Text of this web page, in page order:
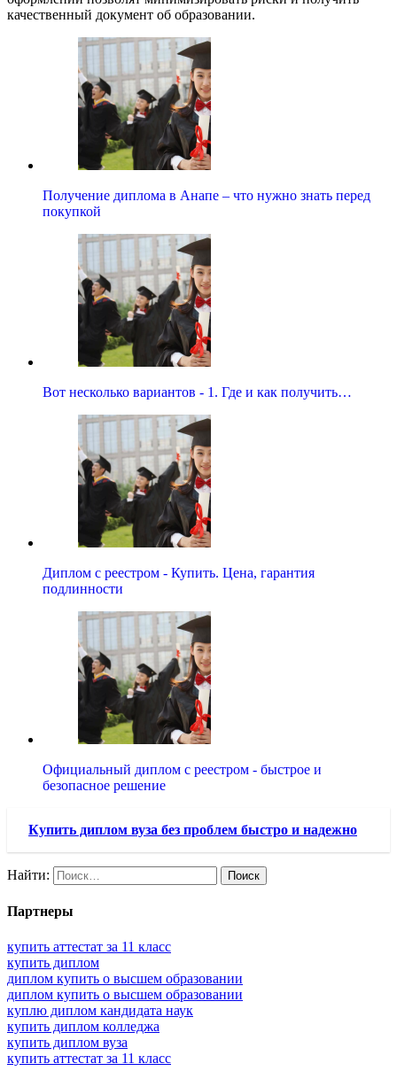
качественный документ об образовании.
Получение диплома в Анапе – что нужно знать перед
покупкой
Вот несколько вариантов - 1. Где и как получить…
Диплом с реестром - Купить. Цена, гарантия
подлинности
Официальный диплом с реестром - быстрое и
безопасное решение
Купить диплом вуза без проблем быстро и надежно
Найти:
Партнеры
купить аттестат за 11 класс
купить диплом
диплом купить о высшем образовании
диплом купить о высшем образовании
куплю диплом кандидата наук
купить диплом колледжа
купить диплом вуза
купить аттестат за 11 класс